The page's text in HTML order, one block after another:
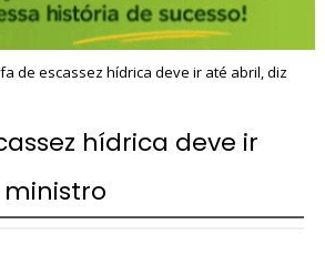
de escassez hídrica deve ir até abril, diz
hídrica deve ir